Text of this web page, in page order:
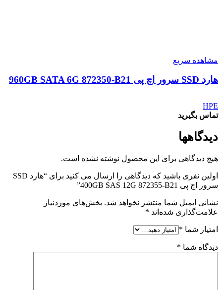
مشاهده سریع
هارد SSD سرور اچ پی 960GB SATA 6G 872350-B21
HPE
تماس بگیرید
دیدگاهها
هیچ دیدگاهی برای این محصول نوشته نشده است.
اولین نفری باشید که دیدگاهی را ارسال می کنید برای “هارد SSD
سرور اچ پی 400GB SAS 12G 872355-B21”
نشانی ایمیل شما منتشر نخواهد شد. بخش‌های موردنیاز
علامت‌گذاری شده‌اند *
امتیاز شما *
دیدگاه شما *